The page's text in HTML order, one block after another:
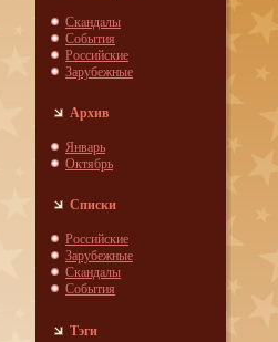
Скaндaлы
События
Российские
Зарубежные
Архив
Январь
Октябрь
Списки
Российские
Зарубежные
Скaндaлы
События
Тэги